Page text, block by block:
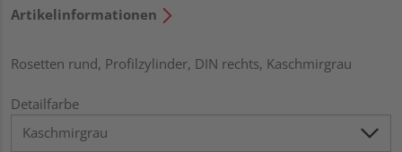
Artikelinformationen
Rosetten rund, Profilzylinder, DIN rechts, Kaschmirgrau
Detailfarbe